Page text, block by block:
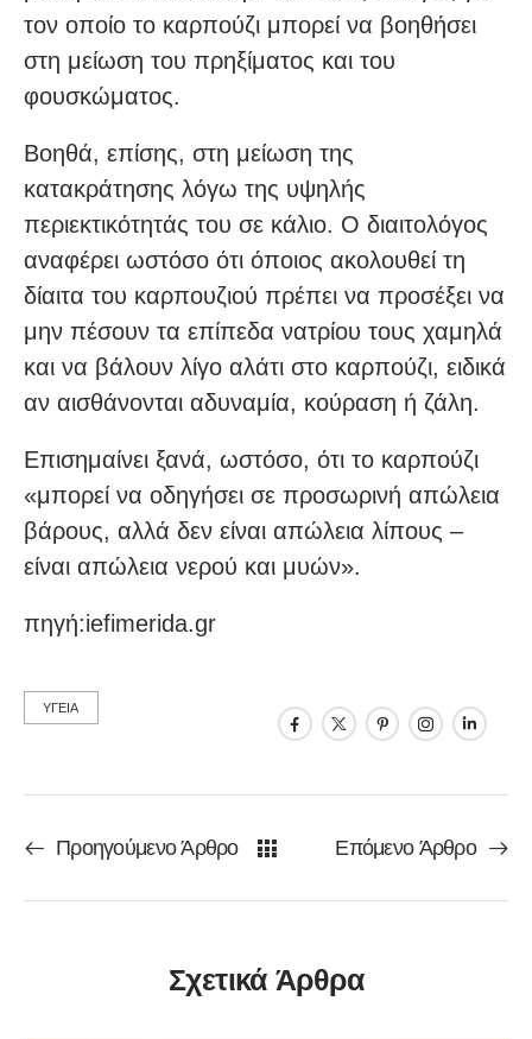
τον οποίο το καρπούζι μπορεί να βοηθήσει
στη μείωση του πρηξίματος και του
φουσκώματος.
Βοηθά, επίσης, στη μείωση της
κατακράτησης λόγω της υψηλής
περιεκτικότητάς του σε κάλιο. Ο διαιτολόγος
αναφέρει ωστόσο ότι όποιος ακολουθεί τη
δίαιτα του καρπουζιού πρέπει να προσέξει να
μην πέσουν τα επίπεδα νατρίου τους χαμηλά
και να βάλουν λίγο αλάτι στο καρπούζι, ειδικά
αν αισθάνονται αδυναμία, κούραση ή ζάλη.
Επισημαίνει ξανά, ωστόσο, ότι το καρπούζι
«μπορεί να οδηγήσει σε προσωρινή απώλεια
βάρους, αλλά δεν είναι απώλεια λίπους –
είναι απώλεια νερού και μυών».
πηγή:iefimerida.gr
ΥΓΕΙΑ
Προηγούμενο Άρθρο Επόμενο Άρθρο
Σχετικά Άρθρα